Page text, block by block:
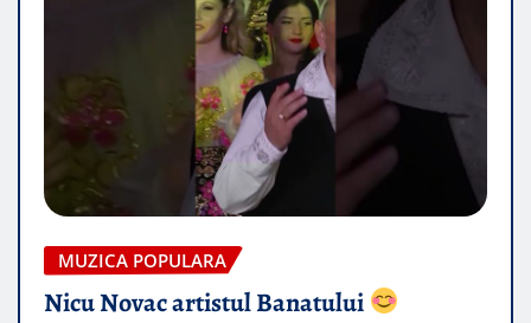
MUZICA POPULARA
Nicu Novac artistul Banatului